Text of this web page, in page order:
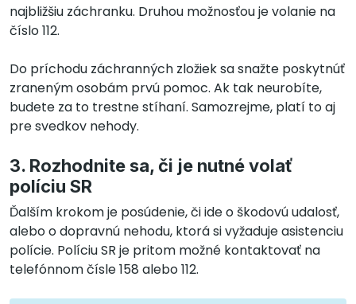
najbližšiu záchranku. Druhou možnosťou je volanie na
číslo 112.
Do príchodu záchranných zložiek sa snažte poskytnúť
zraneným osobám prvú pomoc. Ak tak neurobíte,
budete za to trestne stíhaní. Samozrejme, platí to aj
pre svedkov nehody.
3. Rozhodnite sa, či je nutné volať
políciu SR
Ďalším krokom je posúdenie, či ide o škodovú udalosť,
alebo o dopravnú nehodu, ktorá si vyžaduje asistenciu
polície. Políciu SR je pritom možné kontaktovať na
telefónnom čísle 158 alebo 112.